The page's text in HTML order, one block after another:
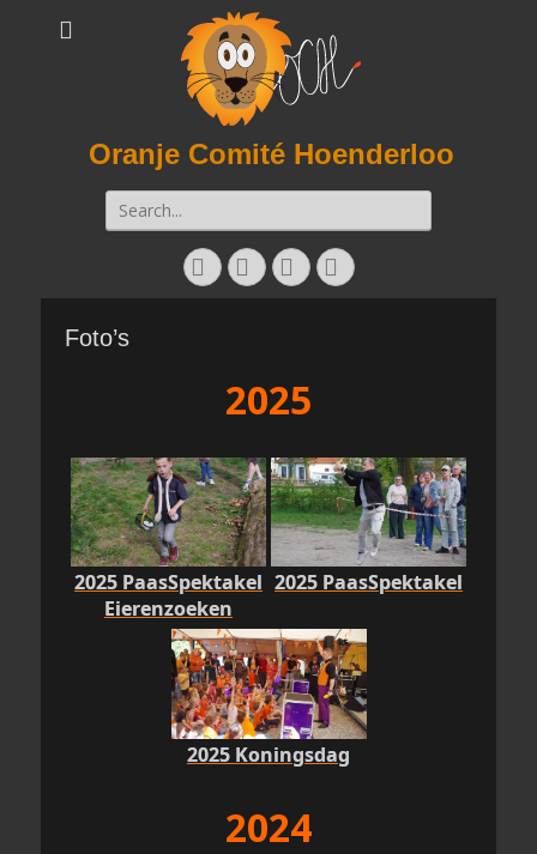
Oranje Comité Hoenderloo
Zoeken
naar:
Facebook
Twitter
E-
mail
Instagram
Foto’s
2025
2025 PaasSpektakel
Eierenzoeken
2025 PaasSpektakel
2025 Koningsdag
2024